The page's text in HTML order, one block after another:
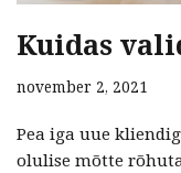
Kuidas
november 2, 2021
Pea iga uue
olulise mõtte